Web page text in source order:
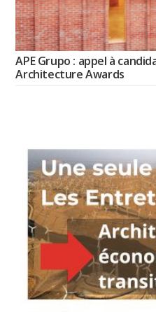
APE Grupo : appel à
Architecture Awards